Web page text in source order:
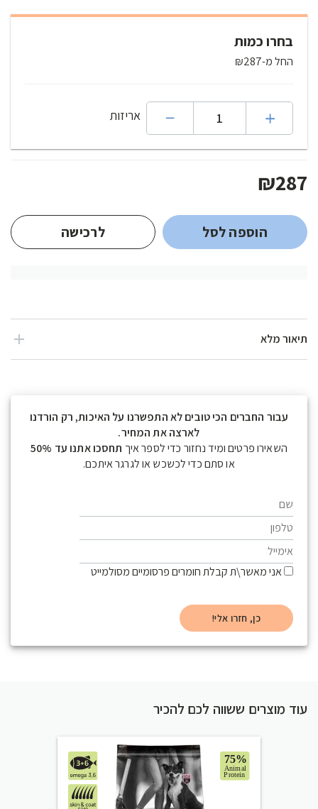
בחרו כמות
החל מ-₪287
אריזות
₪287
הוספה לסל לרכישה
תיאור מלא
עבור החברים הכי טובים לא התפשרנו על האיכות, רק הורדנו
לארצה את המחיר.
השאירו פרטים ומיד נחזור כדי לספר איך תחסכו אתנו עד 50%
או סתם כדי לכשכש או לגרגר איתכם.
אני מאשר\ת קבלת חומרים פרסומיים מסולמייט
עוד מוצרים ששווה לכם להכיר